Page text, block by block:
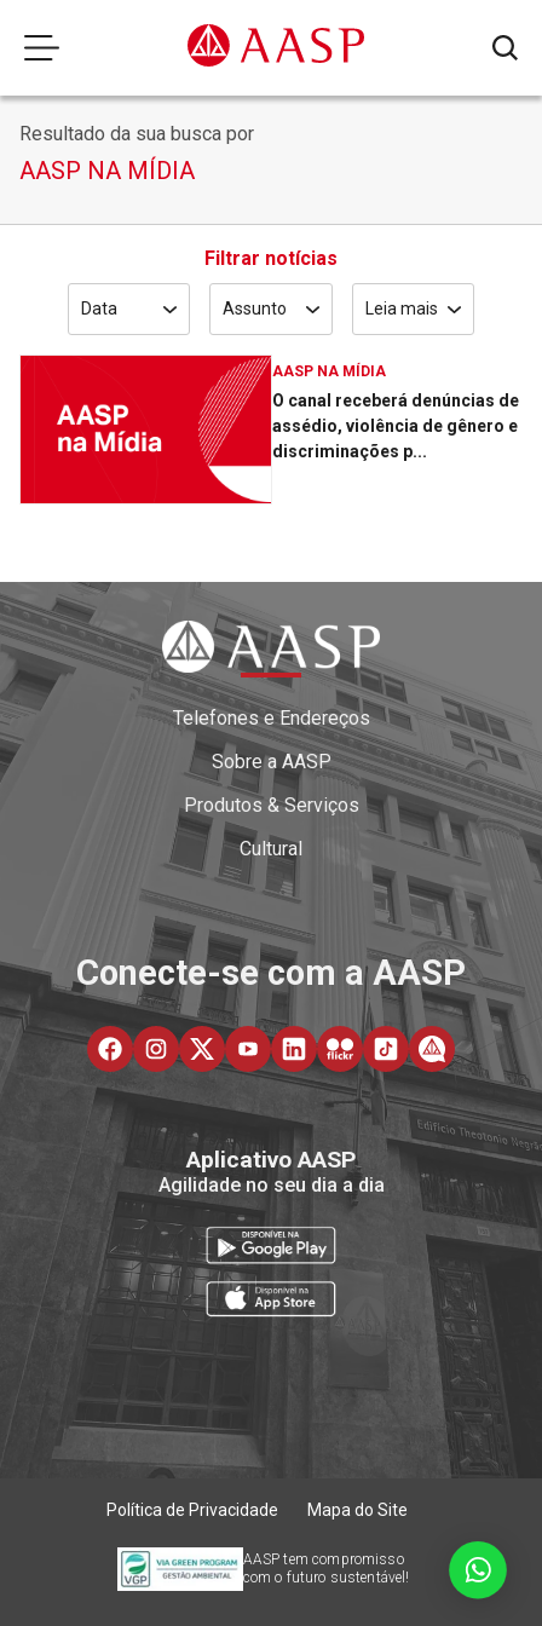
Resultado da sua busca por
AASP NA MÍDIA
Filtrar notícias
Data Assunto Leia mais
AASP NA MÍDIA
O canal receberá denúncias de
assédio, violência de gênero e
discriminações p...
Telefones e Endereços
Sobre a AASP
Produtos & Serviços
Cultural
Conecte-se com a AASP
Aplicativo AASP
Agilidade no seu dia a dia
Política de Privacidade Mapa do Site
AASP tem compromisso
com o futuro sustentável!